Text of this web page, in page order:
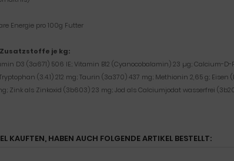
Energie pro 100g Futter
je kg:
D3 (3a671) 506 IE; Vitamin B12 (Cyanocobalamin) 23 µg; Calcium-
(3.4.1) 212 mg; Taurin (3a370) 437 mg; Methionin 2,65 g;
Zink als Zinkoxid (3b603) 23 mg; Jod als Calciumjodat wasserfrei
KAUFTEN, HABEN AUCH FOLGENDE ARTIKEL BESTELLT: